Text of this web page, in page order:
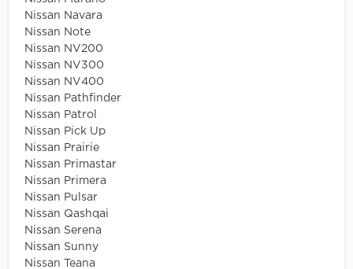
Nissan Navara
Nissan Note
Nissan NV200
Nissan NV300
Nissan NV400
Nissan Pathfinder
Nissan Patrol
Nissan Pick Up
Nissan Prairie
Nissan Primastar
Nissan Primera
Nissan Pulsar
Nissan Qashqai
Nissan Serena
Nissan Sunny
Nissan Teana